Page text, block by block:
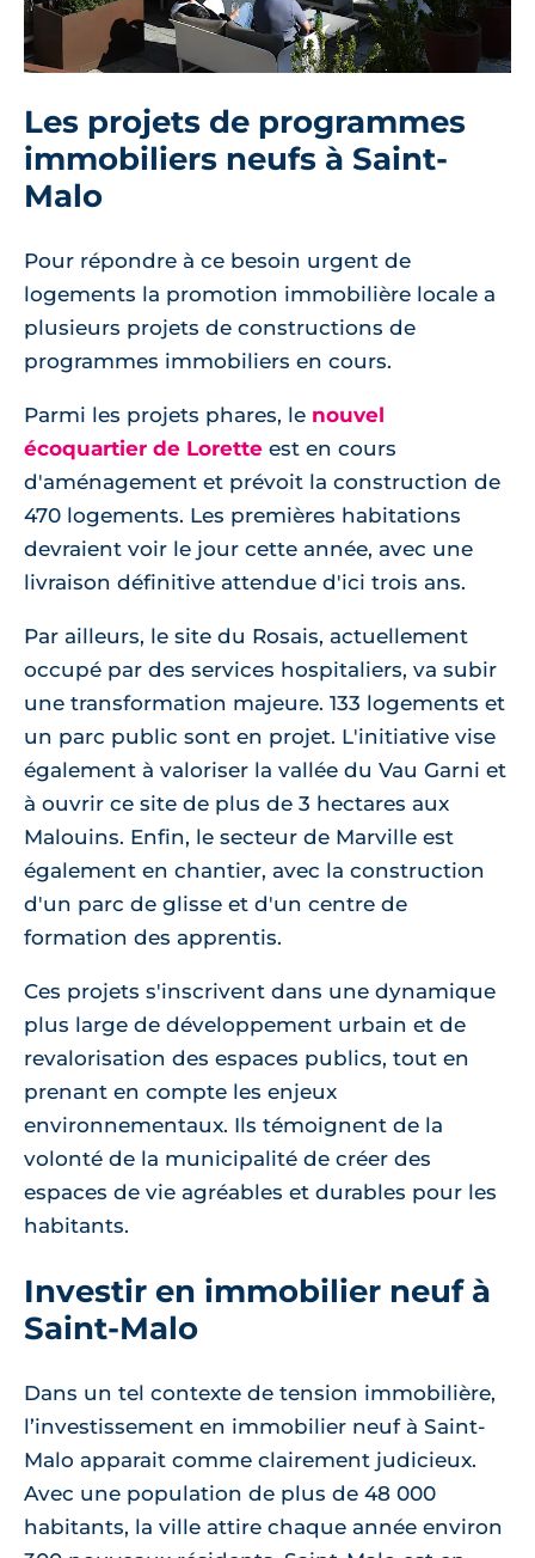
Les projets de programmes
immobiliers neufs à Saint-
Malo
Pour répondre à ce besoin urgent de
logements la promotion immobilière locale a
plusieurs projets de constructions de
programmes immobiliers en cours.
Parmi les projets phares, le nouvel
écoquartier de Lorette est en cours
d'aménagement et prévoit la construction de
470 logements. Les premières habitations
devraient voir le jour cette année, avec une
livraison définitive attendue d'ici trois ans.
Par ailleurs, le site du Rosais, actuellement
occupé par des services hospitaliers, va subir
une transformation majeure. 133 logements et
un parc public sont en projet. L'initiative vise
également à valoriser la vallée du Vau Garni et
à ouvrir ce site de plus de 3 hectares aux
Malouins. Enfin, le secteur de Marville est
également en chantier, avec la construction
d'un parc de glisse et d'un centre de
formation des apprentis.
Ces projets s'inscrivent dans une dynamique
plus large de développement urbain et de
revalorisation des espaces publics, tout en
prenant en compte les enjeux
environnementaux. Ils témoignent de la
volonté de la municipalité de créer des
espaces de vie agréables et durables pour les
habitants.
Investir en immobilier neuf à
Saint-Malo
Dans un tel contexte de tension immobilière,
l’investissement en immobilier neuf à Saint-
Malo apparait comme clairement judicieux.
Avec une population de plus de 48 000
habitants, la ville attire chaque année environ